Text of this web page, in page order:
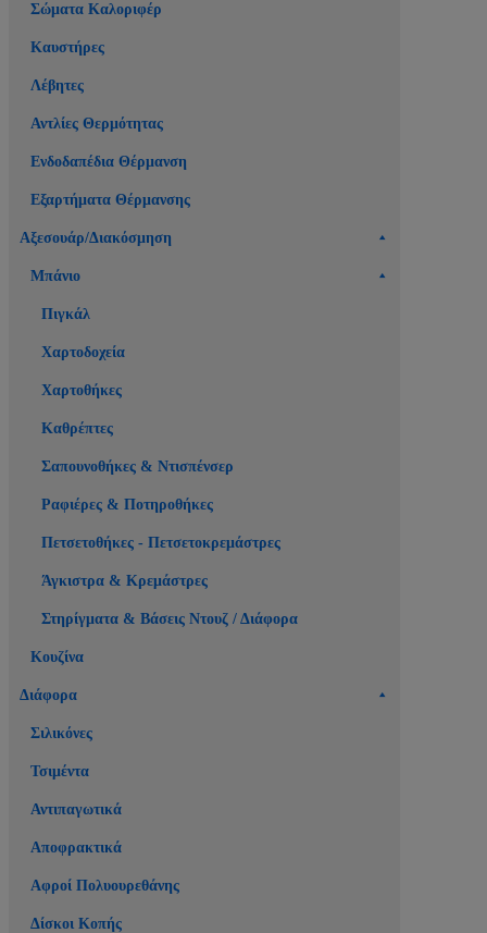
Σώματα Καλοριφέρ
Καυστήρες
Λέβητες
Αντλίες Θερμότητας
Ενδοδαπέδια Θέρμανση
Εξαρτήματα Θέρμανσης
Αξεσουάρ/Διακόσμηση
Μπάνιο
Πιγκάλ
Χαρτοδοχεία
Χαρτοθήκες
Καθρέπτες
Σαπουνοθήκες & Ντισπένσερ
Ραφιέρες & Ποτηροθήκες
Πετσετοθήκες - Πετσετοκρεμάστρες
Άγκιστρα & Κρεμάστρες
Στηρίγματα & Βάσεις Ντουζ / Διάφορα
Κουζίνα
Διάφορα
Σιλικόνες
Τσιμέντα
Αντιπαγωτικά
Αποφρακτικά
Αφροί Πολυουρεθάνης
Δίσκοι Κοπής